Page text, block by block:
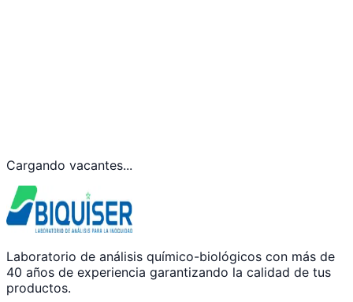
Cargando vacantes...
Laboratorio de análisis químico-biológicos con más de
40 años de experiencia garantizando la calidad de tus
productos.